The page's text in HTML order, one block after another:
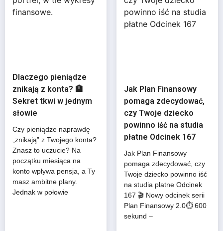
Dlaczego pieniądze
znikają z konta? 🏦
Sekret tkwi w jednym
słowie
Czy pieniądze naprawdę
„znikają” z Twojego konta?
Znasz to uczucie? Na
początku miesiąca na
konto wpływa pensja, a Ty
masz ambitne plany.
Jednak w połowie
Jak Plan Finansowy
pomaga zdecydować,
czy Twoje dziecko
powinno iść na studia
płatne Odcinek 167
Jak Plan Finansowy
pomaga zdecydować, czy
Twoje dziecko powinno iść
na studia płatne Odcinek
167 🎬 Nowy odcinek serii
Plan Finansowy 2.0⏱️ 600
sekund –